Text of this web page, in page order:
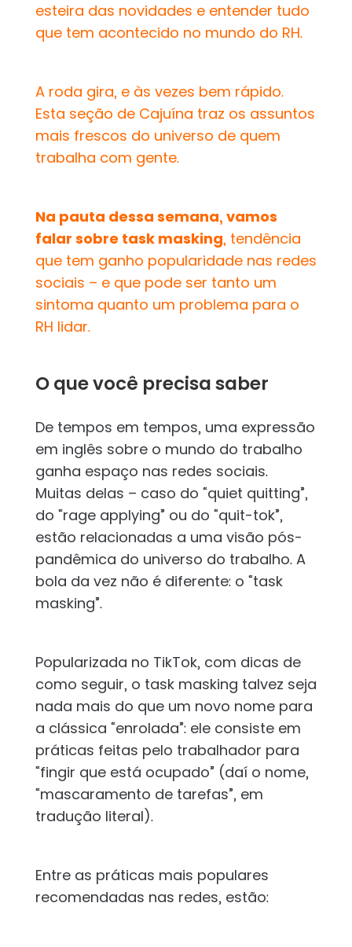
esteira das novidades e entender tudo
que tem acontecido no mundo do RH.
A roda gira, e às vezes bem rápido.
Esta seção de Cajuína traz os assuntos
mais frescos do universo de quem
trabalha com gente.
Na pauta dessa semana, vamos
falar sobre task masking, tendência
que tem ganho popularidade nas redes
sociais – e que pode ser tanto um
sintoma quanto um problema para o
RH lidar.
O que você precisa saber
De tempos em tempos, uma expressão
em inglês sobre o mundo do trabalho
ganha espaço nas redes sociais.
Muitas delas – caso do “quiet quitting”,
do “rage applying” ou do “quit-tok”,
estão relacionadas a uma visão pós-
pandêmica do universo do trabalho. A
bola da vez não é diferente: o “task
masking”.
Popularizada no TikTok, com dicas de
como seguir, o task masking talvez seja
nada mais do que um novo nome para
a clássica “enrolada”: ele consiste em
práticas feitas pelo trabalhador para
“fingir que está ocupado” (daí o nome,
“mascaramento de tarefas”, em
tradução literal).
Entre as práticas mais populares
recomendadas nas redes, estão: